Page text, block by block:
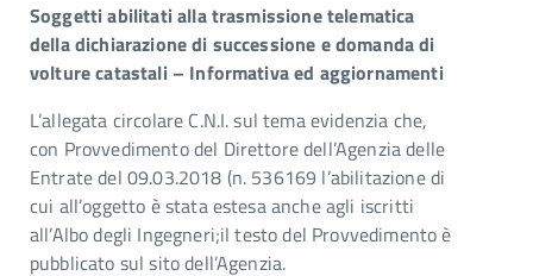
Soggetti abilitati alla trasmissione telematica
della dichiarazione di successione e domanda di
volture catastali – Informativa ed aggiornamenti
L’allegata circolare C.N.I. sul tema evidenzia che,
con Provvedimento del Direttore dell’Agenzia delle
Entrate del 09.03.2018 (n. 536169 l’abilitazione di
cui all’oggetto è stata estesa anche agli iscritti
all’Albo degli Ingegneri;il testo del Provvedimento è
pubblicato sul sito dell’Agenzia.